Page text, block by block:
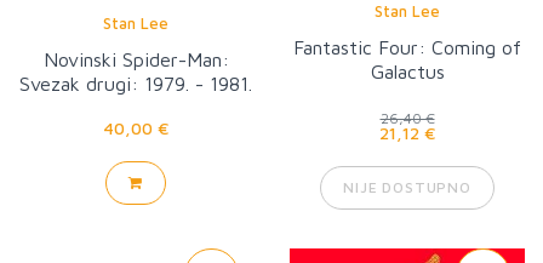
Stan Lee
Novinski Spider-Man:
Svezak drugi: 1979. - 1981.
40,00 €
Stan Lee
Fantastic Four: Coming of
Galactus
26,40 €
21,12 €
NIJE DOSTUPNO